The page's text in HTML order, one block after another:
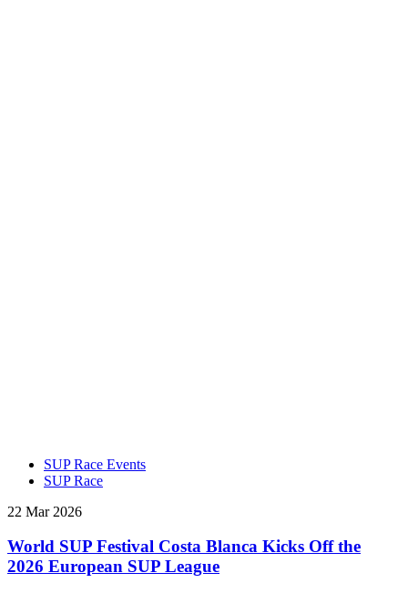
SUP Race Events
SUP Race
22 Mar 2026
World SUP Festival Costa Blanca Kicks Off the
2026 European SUP League